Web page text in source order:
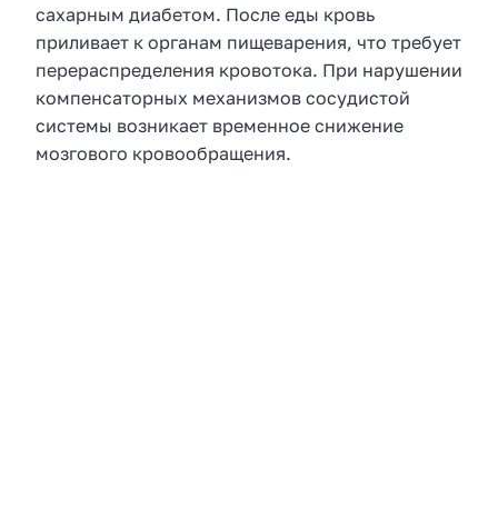
сахарным диабетом. После еды кровь
приливает к органам пищеварения, что требует
перераспределения кровотока. При нарушении
компенсаторных механизмов сосудистой
системы возникает временное снижение
мозгового кровообращения.